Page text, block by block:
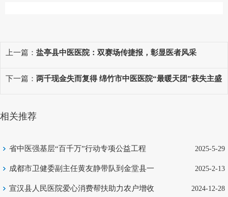
上一篇： 盐亭县中医医院：双赛场传捷报，彰显医者风采
下一篇： 两千现金失而复得 绵竹市中医医院“最暖天团”获失主盛
相关推荐
省中医强基层“百千万”行动专项公益工程
（巴中站）圆满收官
2025-5-29
成都市卫健委副主任黄友静带队到金堂县一
医院开展调研
2025-2-13
宣汉县人民医院爱心消费帮扶助力农户增收 2024-12-28